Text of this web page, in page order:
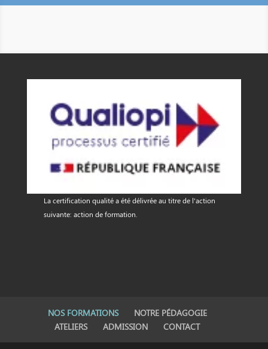
La certification qualité a été délivrée au titre de l'action
suivante: action de formation.
NOS FORMATIONS
NOTRE PÉDAGOGIE
ATELIERS
ADMISSION CONTACT